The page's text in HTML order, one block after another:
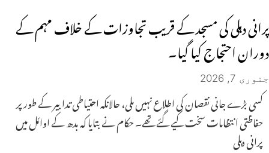
پرانی دہلی کی مسجد کے قریب تجاوزات کے خلاف مہم کے
دوران احتجاج کیا گیا۔
جنوری 7, 2026
کسی بڑے جانی نقصان کی اطلاع نہیں ملی، حالانکہ احتیاطی تدابیر کے طور پر
حفاظتی انتظامات سخت کیے گئے تھے۔ حکام نے بتایا کہ بدھ کے اوائل میں
پرانی دہلی